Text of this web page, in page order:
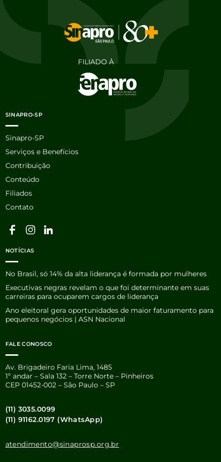
FILIADO À
SINAPRO-SP
Sinapro-SP
Serviços e Benefícios
Contribuição
Conteúdo
Filiados
Contato
NOTÍCIAS
No Brasil, só 14% da alta liderança é formada por mulheres
Executivas negras revelam o que foi determinante em suas
carreiras para ocuparem cargos de liderança
Ano eleitoral gera oportunidades de maior faturamento para
pequenos negócios | ASN Nacional
FALE CONOSCO
Av. Brigadeiro Faria Lima, 1485
1º andar – Sala 132 – Torre Norte – Pinheiros
CEP 01452-002 – São Paulo – SP
(11) 3035.0099
(11) 91162.0197 (WhatsApp)
atendimento@sinaprosp.org.br